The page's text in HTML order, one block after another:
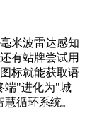
米波雷达感知
有站牌尝试用
标就能获取语
端"进化为"城
循环系统。